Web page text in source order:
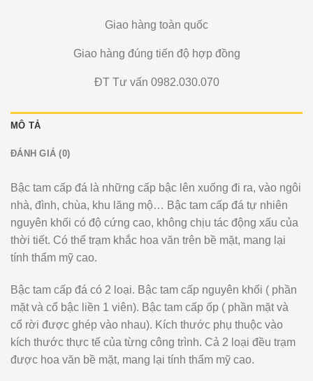
Giao hàng toàn quốc
Giao hàng đúng tiến độ hợp đồng
ĐT Tư vấn 0982.030.070
MÔ TẢ
ĐÁNH GIÁ (0)
Bậc tam cấp đá là những cấp bậc lên xuống đi ra, vào ngôi
nhà, đình, chùa, khu lăng mộ… Bậc tam cấp đá tự nhiên
nguyên khối có độ cứng cao, không chịu tác động xấu của
thời tiết. Có thể trạm khắc hoa văn trên bề mặt, mang lại
tính thẩm mỹ cao.
Bậc tam cấp đá có 2 loại. Bậc tam cấp nguyên khối ( phần
mặt và cổ bậc liền 1 viên). Bậc tam cấp ốp ( phần mặt và
cổ rời được ghép vào nhau). Kích thước phụ thuộc vào
kích thước thực tế của từng công trình. Cả 2 loại đều trạm
được hoa văn bề mặt, mang lại tính thẩm mỹ cao.